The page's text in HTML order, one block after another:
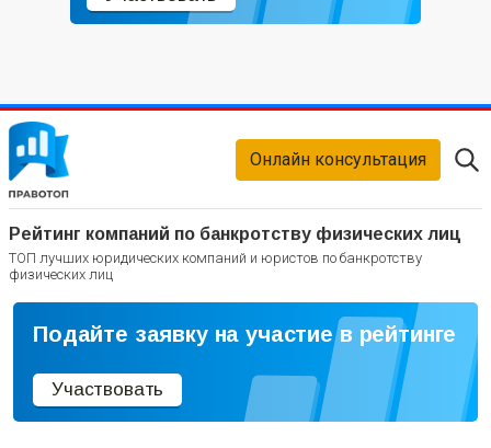
Рейтинг компаний по банкротству физических лиц
ТОП лучших юридических компаний и юристов по банкротству
физических лиц
Онлайн консультация
Подайте заявку на участие в рейтинге
Участвовать